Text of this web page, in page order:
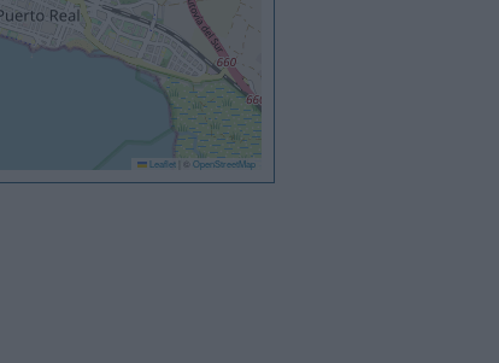
Leaflet © OpenStreetMap